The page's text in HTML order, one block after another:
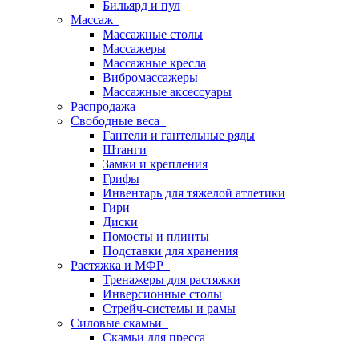
Бильярд и пул
Массаж
Массажные столы
Массажеры
Массажные кресла
Вибромассажеры
Массажные аксессуары
Распродажа
Свободные веса
Гантели и гантельные ряды
Штанги
Замки и крепления
Грифы
Инвентарь для тяжелой атлетики
Гири
Диски
Помосты и плинты
Подставки для хранения
Растяжка и МФР
Тренажеры для растяжки
Инверсионные столы
Стрейч-системы и рамы
Силовые скамьи
Скамьи для пресса